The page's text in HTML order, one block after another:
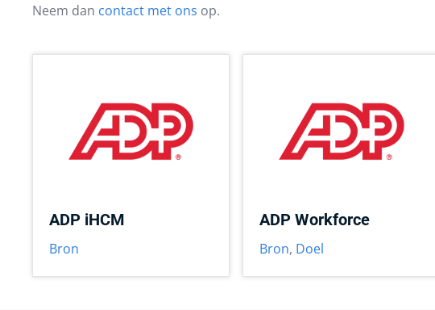
Neem dan contact met ons op.
ADP iHCM
Bron
ADP Workforce
Bron, Doel